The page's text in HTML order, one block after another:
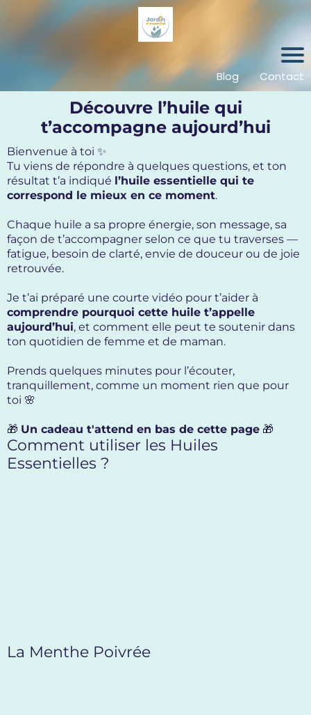
Blog Contact
o
g
C
Découvre l’huile qui
t’accompagne aujourd’hui
Bienvenue à toi ✨
Tu viens de répondre à quelques questions, et ton
résultat t’a indiqué l’huile essentielle qui te
correspond le mieux en ce moment.
Chaque huile a sa propre énergie, son message, sa
façon de t’accompagner selon ce que tu traverses —
fatigue, besoin de clarté, envie de douceur ou de joie
retrouvée.
Je t’ai préparé une courte vidéo pour t’aider à
comprendre pourquoi cette huile t’appelle
aujourd’hui, et comment elle peut te soutenir dans
ton quotidien de femme et de maman.
Prends quelques minutes pour l’écouter,
tranquillement, comme un moment rien que pour
toi 🌸
🎁 Un cadeau t'attend en bas de cette page 🎁
Comment utiliser les Huiles
Essentielles ?
La Menthe Poivrée